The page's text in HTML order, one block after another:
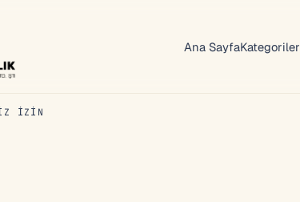
Ana SayfaKategoriler
IZIN